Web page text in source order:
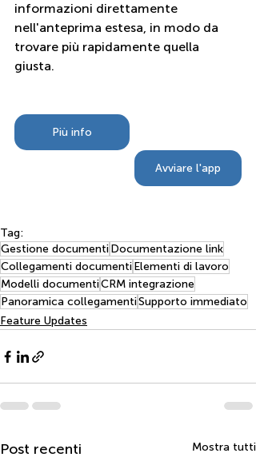
informazioni direttamente
nell'anteprima estesa, in modo da
trovare più rapidamente quella
giusta.
Più info
Avviare l'app
Tag:
Gestione documentiDocumentazione link
Collegamenti documentiElementi di lavoro
Modelli documentiCRM integrazione
Panoramica collegamentiSupporto immediato
Feature Updates
Post recenti Mostra tutti